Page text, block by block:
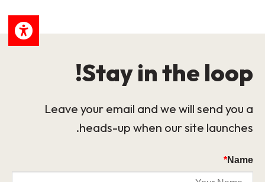
Stay in the loop!
Leave your email and we will send you a
heads-up when our site launches.
Name
*